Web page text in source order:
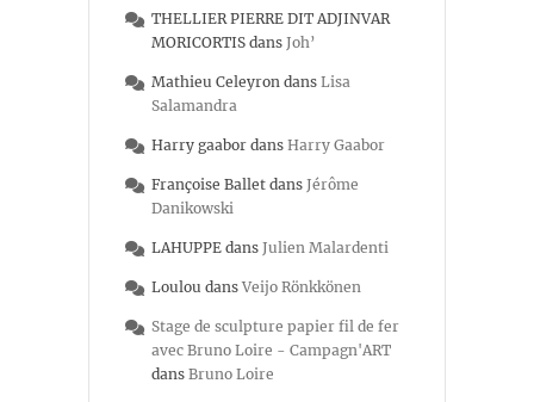
THELLIER PIERRE DIT ADJINVAR
MORICORTIS dans Joh’
Mathieu Celeyron dans Lisa
Salamandra
Harry gaabor dans Harry Gaabor
Françoise Ballet dans Jérôme
Danikowski
LAHUPPE dans Julien Malardenti
Loulou dans Veijo Rönkkönen
Stage de sculpture papier fil de fer
avec Bruno Loire - Campagn'ART
dans Bruno Loire